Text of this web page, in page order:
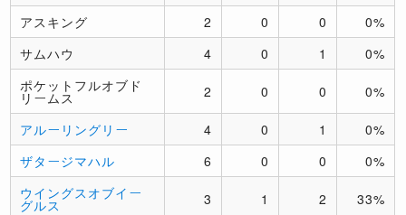
アスキング 2 0 0
0%
サムハウ
4 0 1
0%
ポケットフルオブド
リームス 2 0 0 0%
アルーリングリー 4 0 1
0%
ザタージマハル
6 0 0
0%
ウイングスオブイー
グルス 3 1 2 33%